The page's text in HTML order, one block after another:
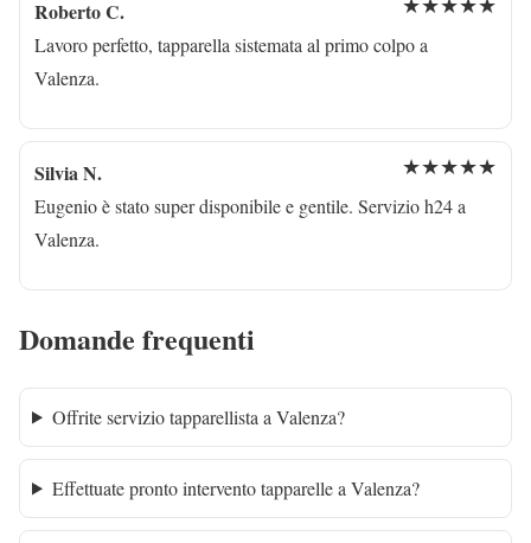
Roberto C.
Lavoro perfetto, tapparella sistemata al primo colpo a
Valenza.
Silvia N. ★★★★★
Eugenio è stato super disponibile e gentile. Servizio h24 a
Valenza.
Domande frequenti
Offrite servizio tapparellista a Valenza?
Effettuate pronto intervento tapparelle a Valenza?